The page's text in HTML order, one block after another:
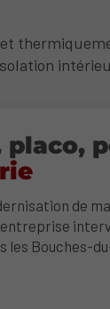
placo,
de
les Bouches-